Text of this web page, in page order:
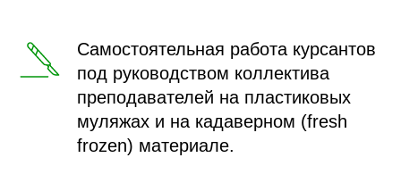
Самостоятельная работа курсантов
под руководством коллектива
преподавателей на пластиковых
муляжах и на кадаверном (fresh
frozen) материале.